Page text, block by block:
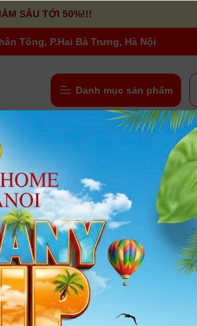
SÂU TỚI 50%!!!
Tông, P.Hai Bà Trưng, Hà Nội
Danh mục sản phẩm
-4%